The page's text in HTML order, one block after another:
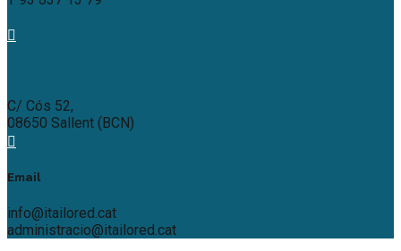
C/ Cós 52,
08650 Sallent (BCN)
Email
info@itailored.cat
administracio@itailored.cat